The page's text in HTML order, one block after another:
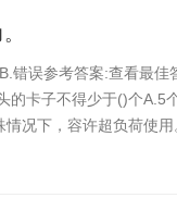
错误参考答案:查看最佳
的卡子不得少于()个A.5
况下，容许超负荷使用